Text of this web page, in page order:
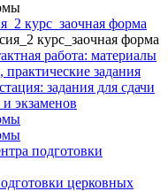
курс_заочная форма
курс_заочная форма
работа: материалы
практические задания
задания для сдачи
и экзаменов
подготовки
церковных